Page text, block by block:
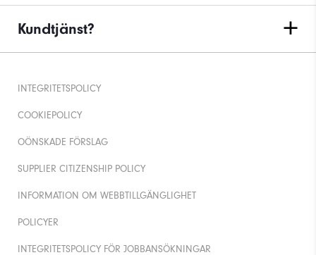
Kundtjänst?
INTEGRITETSPOLICY
COOKIEPOLICY
OÖNSKADE FÖRSLAG
SUPPLIER CITIZENSHIP POLICY
INFORMATION OM WEBBTILLGÄNGLIGHET
POLICYER
INTEGRITETSPOLICY FÖR JOBBANSÖKNINGAR